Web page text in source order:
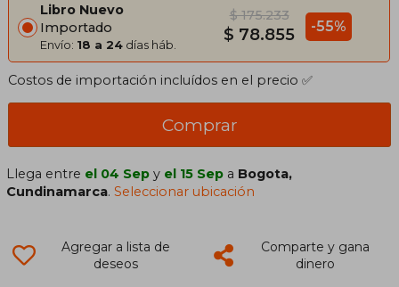
Libro Nuevo
Importado
Envío: 18 a 24 días háb.
$ 175.233
$ 78.855 -55%
Costos de importación incluídos en el precio ✅
Comprar
Llega entre el 04 Sep y el 15 Sep a Bogota,
Cundinamarca.Seleccionar ubicación
Agregar a lista de
deseos
Comparte y gana
dinero